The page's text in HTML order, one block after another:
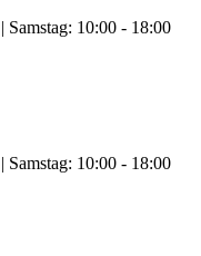
10:00 - 18:00
10:00 - 18:00